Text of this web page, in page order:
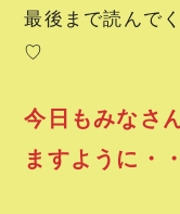
最後まで読んで
♡
今日もみなさ
ますように・